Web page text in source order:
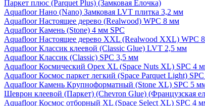
Паркет плюс (Parquet Plus) (Замковая Елочка)
Aquafloor Нано (Nano) Замковая LVT плитка 3,2 мм
Aquafloor Настоящее дерево (Realwood) WPC 8 мм
Aquafloor Камень (Stone) 4 мм SPC
Aquafloor Настоящее дерево XXL (Realwood XXL) WPC
Aquafloor Классик клеевой (Classic Glue) LVT 2,5 мм
Aquafloor Классик (Classic) SPC 3,5 мм
Aquafloor Космический Орех XL (Space Nuts XL) SPC 4
Aquafloor Космос паркет легкий (Space Parquet Light)
Aquafloor Камень Крупноформатный (Stone XL) SPC 5
Шеврон клеевой (Паркет) (Chevron Glue) (Французская
Aquafloor Космос отборный XL (Space Select XL) SPC 4